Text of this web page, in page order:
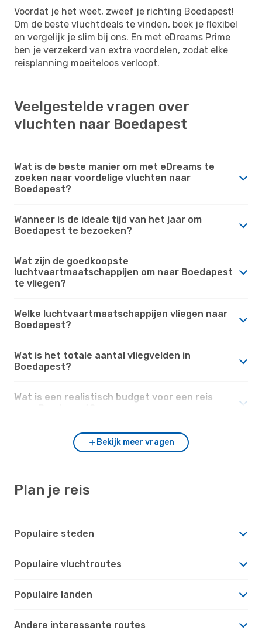
Voordat je het weet, zweef je richting Boedapest!
Om de beste vluchtdeals te vinden, boek je flexibel
en vergelijk je slim bij ons. En met eDreams Prime
ben je verzekerd van extra voordelen, zodat elke
reisplanning moeiteloos verloopt.
Veelgestelde vragen over
vluchten naar Boedapest
Wat is de beste manier om met eDreams te
zoeken naar voordelige vluchten naar
Boedapest?
Wanneer is de ideale tijd van het jaar om
Boedapest te bezoeken?
Wat zijn de goedkoopste
luchtvaartmaatschappijen om naar Boedapest
te vliegen?
Welke luchtvaartmaatschappijen vliegen naar
Boedapest?
Wat is het totale aantal vliegvelden in
Boedapest?
Wat is een realistisch budget voor een reis
Bekijk meer vragen
Plan je reis
Populaire steden
Populaire vluchtroutes
Populaire landen
Andere interessante routes